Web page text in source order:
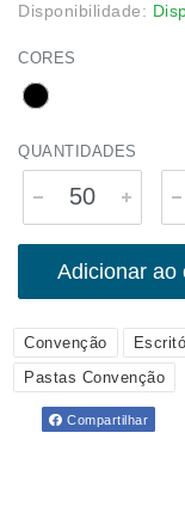
Disponibilidade:
CORES
QUANTIDADES
Adicionar ao
Convenção
Pastas Convenção
Compartilhar